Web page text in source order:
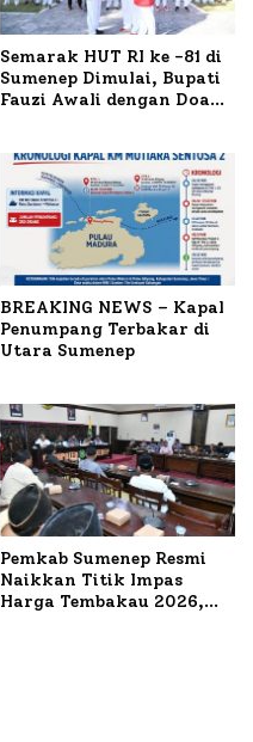
Semarak HUT RI ke -81 di
Sumenep Dimulai, Bupati
Fauzi Awali dengan Doa
BREAKING NEWS – Kapal
Penumpang Terbakar di
Utara Sumenep
Pemkab Sumenep Resmi
Naikkan Titik Impas
Harga Tembakau 2026,